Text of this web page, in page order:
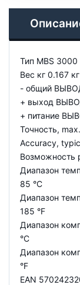
Тип MBS 3000
Вес кг 0.167 кг
- общий
+ выход
+ питание
Точность,
Accuracy,
Возможность
Диапазон
85 °C
Диапазон
185 °F
Диапазон
°C
Диапазон
°F
EAN